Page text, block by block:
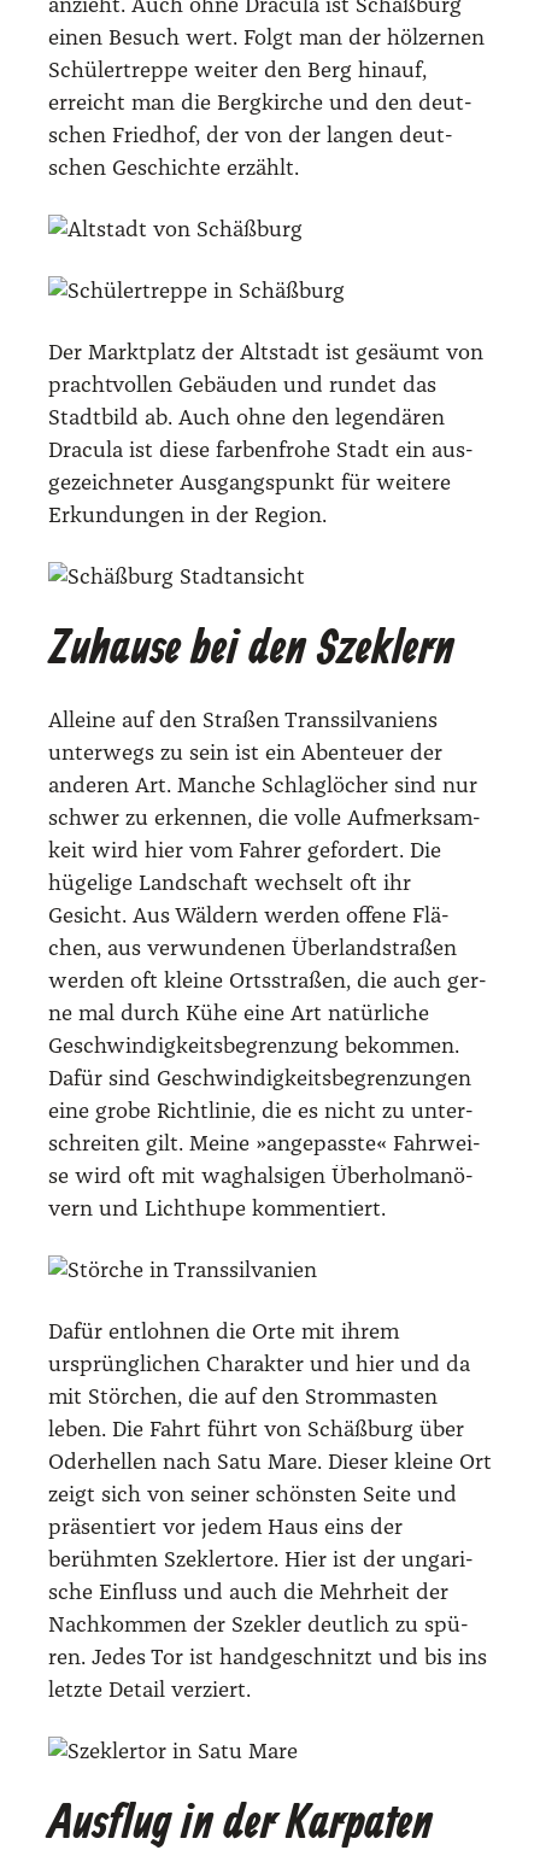
anzieht. Auch ohne Dra­cu­la ist Schäß­burg
einen Besuch wert. Folgt man der höl­zer­nen
Schü­ler­trep­pe wei­ter den Berg hin­auf,
erreicht man die Berg­kir­che und den deut­
schen Fried­hof, der von der lan­gen deut­
schen Geschich­te erzählt.
Der Markt­platz der Alt­stadt ist gesäumt von
pracht­vol­len Gebäu­den und run­det das
Stadt­bild ab. Auch ohne den legen­dä­ren
Dra­cu­la ist die­se far­ben­fro­he Stadt ein aus­
ge­zeich­ne­ter Aus­gangs­punkt für wei­te­re
Erkun­dun­gen in der Regi­on.
Zuhause bei den Szeklern
Allei­ne auf den Stra­ßen Trans­sil­va­ni­ens
unter­wegs zu sein ist ein Aben­teu­er der
ande­ren Art. Man­che Schlag­lö­cher sind nur
schwer zu erken­nen, die vol­le Auf­merk­sam­
keit wird hier vom Fah­rer gefor­dert. Die
hüge­li­ge Land­schaft wech­selt oft ihr
Gesicht. Aus Wäl­dern wer­den offe­ne Flä­
chen, aus ver­wun­de­nen Über­land­stra­ßen
wer­den oft klei­ne Orts­stra­ßen, die auch ger­
ne mal durch Kühe eine Art natür­li­che
Geschwin­dig­keits­be­gren­zung bekom­men.
Dafür sind Geschwin­dig­keits­be­gren­zun­gen
eine gro­be Richt­li­nie, die es nicht zu unter­
schrei­ten gilt. Mei­ne »ange­pass­te« Fahr­wei­
se wird oft mit wag­hal­si­gen Über­hol­ma­nö­
vern und Licht­hu­pe kom­men­tiert.
Dafür ent­loh­nen die Orte mit ihrem
ursprüng­li­chen Cha­rak­ter und hier und da
mit Stör­chen, die auf den Strom­mas­ten
leben. Die Fahrt führt von Schäß­burg über
Oder­hel­len nach Satu Mare. Die­ser klei­ne Ort
zeigt sich von sei­ner schöns­ten Sei­te und
prä­sen­tiert vor jedem Haus eins der
berühm­ten Sze­kler­to­re. Hier ist der unga­ri­
sche Ein­fluss und auch die Mehr­heit der
Nach­kom­men der Sze­kler deut­lich zu spü­
ren. Jedes Tor ist hand­ge­schnitzt und bis ins
letz­te Detail ver­ziert.
Ausflug in der Karpaten